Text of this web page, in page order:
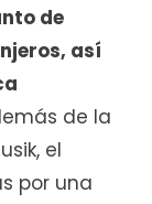
de
así
de la
el
por una